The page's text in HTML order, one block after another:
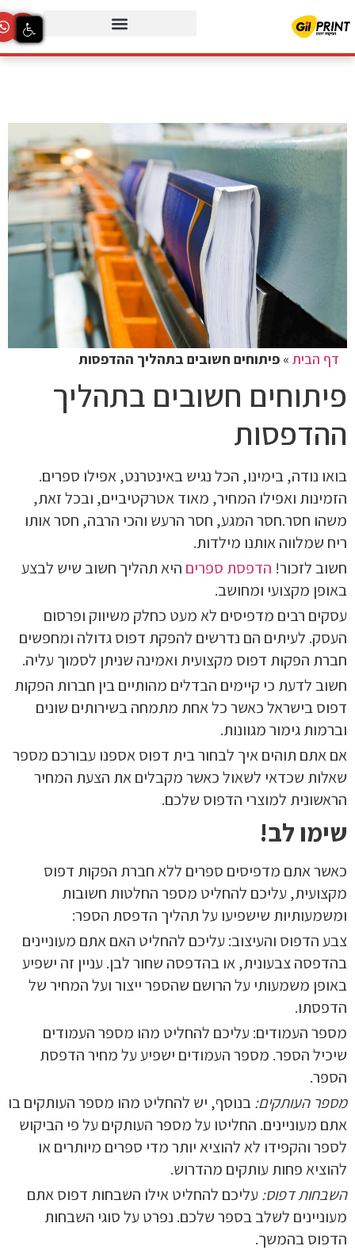
דף הבית » פיתוחים חשובים בתהליך ההדפסות
פיתוחים חשובים בתהליך
ההדפסות
בואו נודה, בימינו, הכל נגיש באינטרנט, אפילו ספרים.
הזמינות ואפילו המחיר, מאוד אטרקטיביים, ובכל זאת,
משהו חסר.חסר המגע, חסר הרעש והכי הרבה, חסר אותו
ריח שמלווה אותנו מילדות.
חשוב לזכור! הדפסת ספרים היא תהליך חשוב שיש לבצע
באופן מקצועי ומחושב.
עסקים רבים מדפיסים לא מעט כחלק משיווק ופרסום
העסק. לעיתים הם נדרשים להפקת דפוס גדולה ומחפשים
חברת הפקות דפוס מקצועית ואמינה שניתן לסמוך עליה.
חשוב לדעת כי קיימים הבדלים מהותיים בין חברות הפקות
דפוס בישראל כאשר כל אחת מתמחה בשירותים שונים
וברמות גימור מגוונות.
אם אתם תוהים איך לבחור בית דפוס אספנו עבורכם מספר
שאלות שכדאי לשאול כאשר מקבלים את הצעת המחיר
הראשונית למוצרי הדפוס שלכם.
שימו לב!
כאשר אתם מדפיסים ספרים ללא חברת הפקות דפוס
מקצועית, עליכם להחליט מספר החלטות חשובות
ומשמעותיות שישפיעו על תהליך הדפסת הספר:
צבע הדפוס והעיצוב: עליכם להחליט האם אתם מעוניינים
בהדפסה צבעונית, או בהדפסה שחור לבן. עניין זה ישפיע
באופן משמעותי על הרושם שהספר ייצור ועל המחיר של
הדפסתו.
מספר העמודים: עליכם להחליט מהו מספר העמודים
שיכיל הספר. מספר העמודים ישפיע על מחיר הדפסת
הספר.
מספר העותקים:בנוסף, יש להחליט מהו מספר העותקים בו
אתם מעוניינים. החליטו על מספר העותקים על פי הביקוש
לספר והקפידו לא להוציא יותר מדי ספרים מיותרים או
להוציא פחות עותקים מהדרוש.
השבחות דפוס: עליכם להחליט אילו השבחות דפוס אתם
מעוניינים לשלב בספר שלכם. נפרט על סוגי השבחות
הדפוס בהמשך.